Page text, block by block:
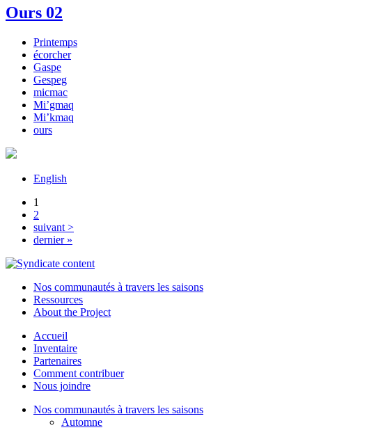
Ours 02
Printemps
écorcher
Gaspe
Gespeg
micmac
Mi’gmaq
Mi’kmaq
ours
English
1
2
suivant >
dernier »
Nos communautés à travers les saisons
Ressources
About the Project
Accueil
Inventaire
Partenaires
Comment contribuer
Nous joindre
Nos communautés à travers les saisons
Automne